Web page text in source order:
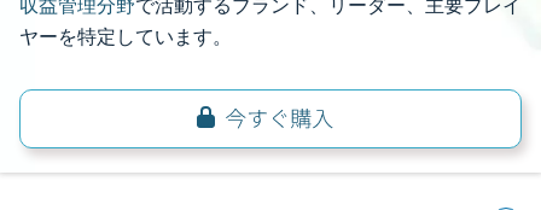
収益管理分野で活動するブランド、リーダー、主要プレイ
ヤーを特定しています。